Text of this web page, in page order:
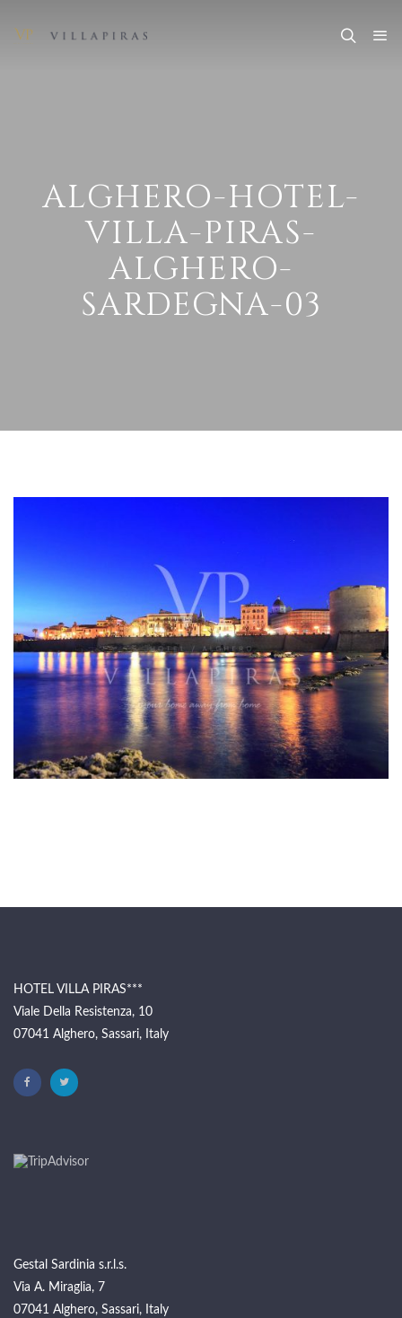
ALGHERO-HOTEL-
VILLA-PIRAS-
ALGHERO-
SARDEGNA-03
HOTEL VILLA PIRAS***
Viale Della Resistenza, 10
07041 Alghero, Sassari, Italy
Gestal Sardinia s.r.l.s.
Via A. Miraglia, 7
07041 Alghero, Sassari, Italy